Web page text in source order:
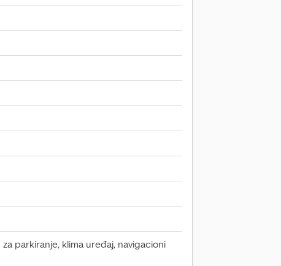
parkiranje, klima uređaj, navigacioni